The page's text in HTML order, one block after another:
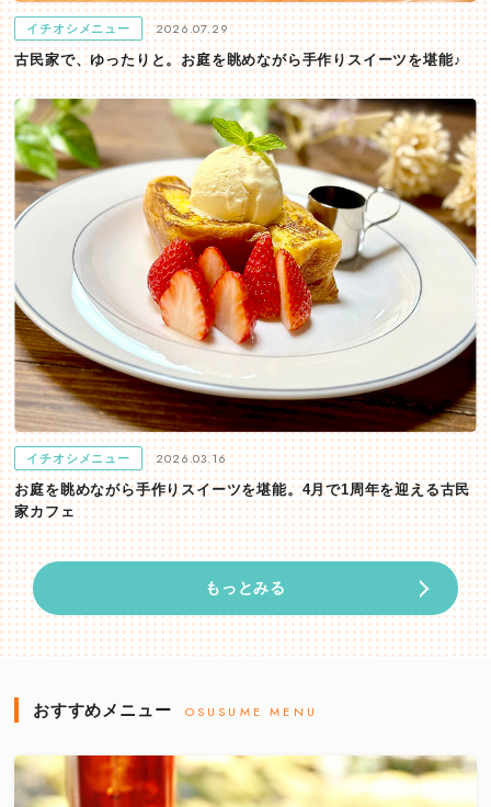
イチオシメニュー 2026.07.29
古民家で、ゆったりと。お庭を眺めながら手作りスイーツを堪能♪
イチオシメニュー 2026.03.16
お庭を眺めながら手作りスイーツを堪能。4月で1周年を迎える古民
家カフェ
もっとみる
おすすめメニュー OSUSUME MENU